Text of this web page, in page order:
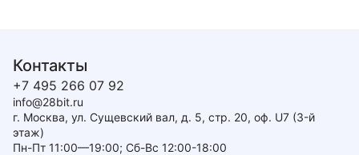
Контакты
+7 495 266 07 92
info@28bit.ru
г. Москва, ул. Сущевский вал, д. 5, стр. 20, оф. U7 (3-й
этаж)
Пн-Пт 11:00—19:00; Сб-Вс 12:00-18:00